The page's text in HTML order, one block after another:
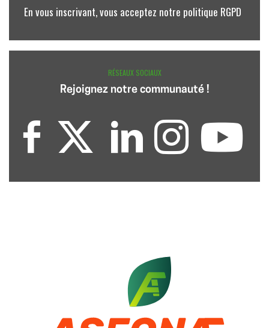
En vous inscrivant, vous acceptez notre politique RGPD
RÉSEAUX SOCIAUX
Rejoignez notre communauté !